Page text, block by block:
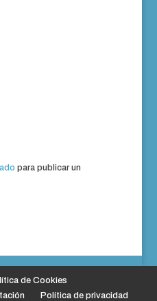
para publicar un
de Cookies
Política de privacidad